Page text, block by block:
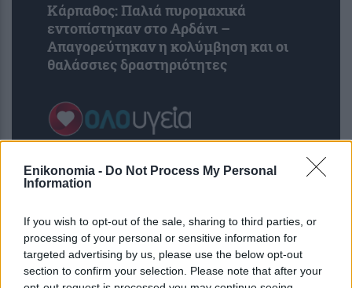
Enikonomia - Do Not Process My Personal
Information
If you wish to opt-out of the sale, sharing to third parties, or
processing of your personal or sensitive information for
targeted advertising by us, please use the below opt-out
section to confirm your selection. Please note that after your
Κάρπαθος: Παλιά πυρομαχικά
εντοπίστηκαν στο Αρδάνι –
Απαγορεύτηκαν η κολύμβηση και οι
θαλάσσιες δραστηριότητες